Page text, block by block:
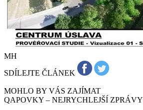
MH
SDÍLEJTE ČLÁNEK
MOHLO BY VÁS ZAJÍMAT
QAPOVKY – NEJRYCHLEJŠÍ ZPRÁVY